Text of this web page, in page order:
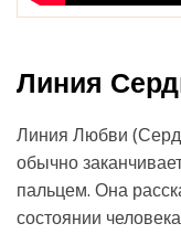
Линия
Линия Любви
обычно
пальцем. Она
состоянии